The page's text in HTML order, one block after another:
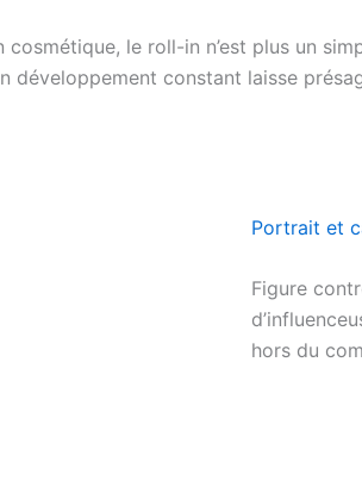
le roll-in n’est plus un
développement constant laisse
Portrait et
Figure
hors du